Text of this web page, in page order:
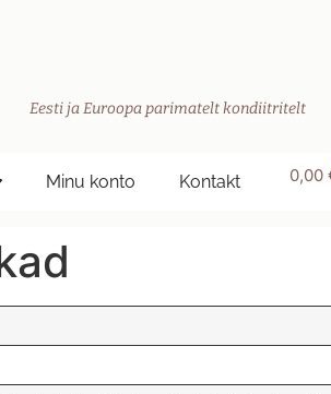
Eesti ja Euroopa parimatelt kondiitritelt
Minu konto Kontakt 0,00